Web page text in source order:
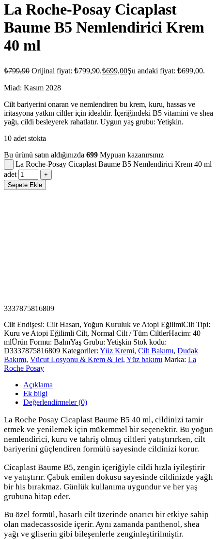
La Roche-Posay Cicaplast
Baume B5 Nemlendirici Krem
40 ml
₺799,90 Orijinal fiyat: ₺799,90.₺699,00Şu andaki fiyat: ₺699,00.
Miad: Kasım 2028
Cilt bariyerini onaran ve nemlendiren bu krem, kuru, hassas ve
iritasyona yatkın ciltler için idealdir. İçeriğindeki B5 vitamini ve shea
yağı, cildi besleyerek rahatlatır. Uygun yaş grubu: Yetişkin.
10 adet stokta
Bu ürünü satın aldığınızda 699 Mypuan kazanırsınız
La Roche-Posay Cicaplast Baume B5 Nemlendirici Krem 40 ml
adet
Sepete Ekle
3337875816809
Cilt Endişesi: Cilt Hasarı, Yoğun Kuruluk ve Atopi EğilimiCilt Tipi:
Kuru ve Atopi Eğilimli Cilt, Normal Cilt / Tüm CiltlerHacim: 40
mlÜrün Formu: BalmYaş Grubu: Yetişkin Stok kodu:
D3337875816809 Kategoriler: Yüz Kremi, Cilt Bakımı, Dudak
Bakımı, Vücut Losyonu & Krem & Jel, Yüz bakımı Marka: La
Roche Posay
Açıklama
Ek bilgi
Değerlendirmeler (0)
La Roche Posay Cicaplast Baume B5 40 ml, cildinizi tamir
etmek ve yenilemek için mükemmel bir seçenektir. Bu yoğun
nemlendirici, kuru ve tahriş olmuş ciltleri yatıştırırken, cilt
bariyerini güçlendiren formülü sayesinde cildinizi korur.
Cicaplast Baume B5, zengin içeriğiyle cildi hızla iyileştirir
ve yatıştırır. Çabuk emilen dokusu sayesinde cildinizde yağlı
bir his bırakmaz. Günlük kullanıma uygundur ve her yaş
grubuna hitap eder.
Bu özel formül, hasarlı cilt üzerinde onarıcı bir etkiye sahip
olan madecassoside içerir. Aynı zamanda panthenol, shea
yağı ve gliserin gibi bileşenlerle zenginleştirilmiştir.